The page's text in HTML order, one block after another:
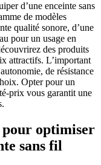
d’une enceinte sans
de modèles
qualité sonore, d’une
pour un usage en
des produits
attractifs. L’important
de résistance
Opter pour un
prix vous garantit une
pour optimiser
sans fil